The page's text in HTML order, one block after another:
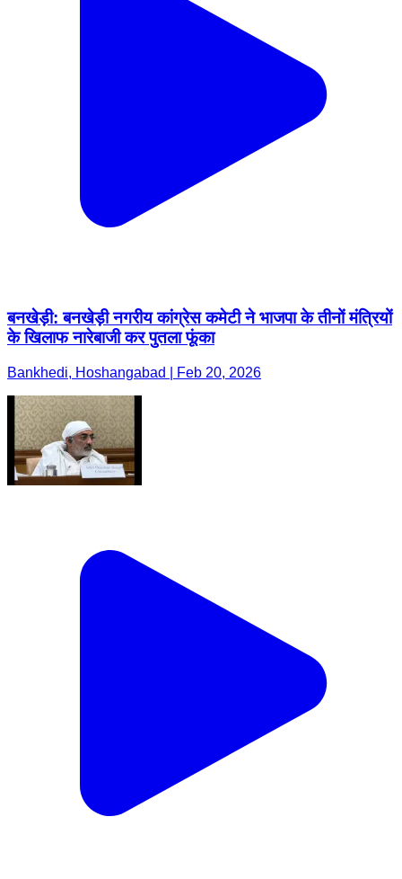
बनखेड़ी: बनखेड़ी नगरीय कांग्रेस कमेटी ने भाजपा के तीनों मंत्रियों
के खिलाफ नारेबाजी कर पुतला फूंका
Bankhedi, Hoshangabad | Feb 20, 2026